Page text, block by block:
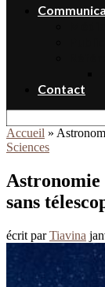
Contact
Accueil »
Sciences
sans
écrit parTiavina